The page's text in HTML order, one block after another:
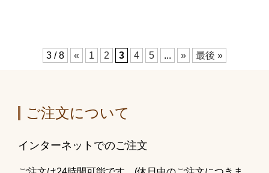
3 / 8 « 1 2 3 4 5 ... » 最後 »
ご注文について
インターネットでのご注文